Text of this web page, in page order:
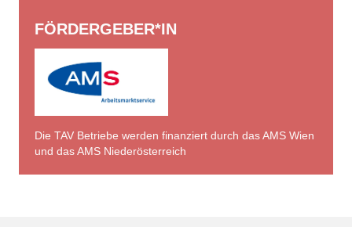
FÖRDERGEBER*IN
Die TAV Betriebe werden finanziert durch das AMS Wien
und das AMS Niederösterreich